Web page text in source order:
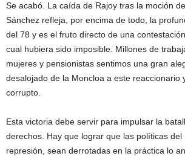
Se acabó. La caída de Rajoy tras la moción
Sánchez refleja, por encima de todo, la
del 78 y es el fruto directo de una
cual hubiera sido imposible. Millones de
mujeres y pensionistas sentimos una gran
desalojado de la Moncloa a este reaccionario
corrupto.
Esta victoria debe servir para impulsar la
derechos. Hay que lograr que las políticas del
represión, sean derrotadas en la práctica lo